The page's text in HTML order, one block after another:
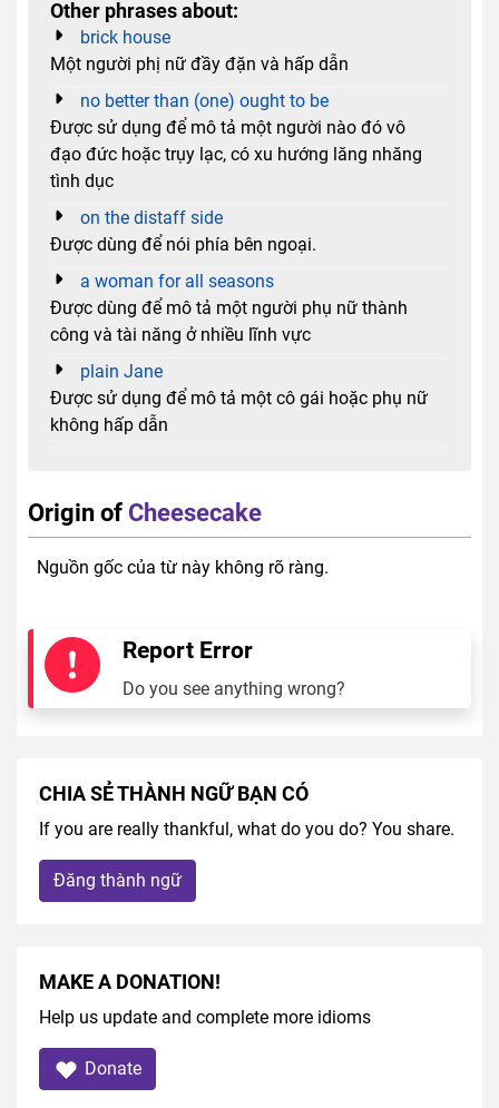
Other phrases about:
brick house
Một người phị nữ đầy đặn và hấp dẫn
no better than (one) ought to be
Được sử dụng để mô tả một người nào đó vô
đạo đức hoặc trụy lạc, có xu hướng lăng nhăng
tình dục
on the distaff side
Được dùng để nói phía bên ngoại.
a woman for all seasons
Được dùng để mô tả một người phụ nữ thành
công và tài năng ở nhiều lĩnh vực
plain Jane
Được sử dụng để mô tả một cô gái hoặc phụ nữ
không hấp dẫn
Origin of Cheesecake
Nguồn gốc của từ này không rõ ràng.
Report Error
Do you see anything wrong?
CHIA SẺ THÀNH NGỮ BẠN CÓ
If you are really thankful, what do you do? You share.
Đăng thành ngữ
MAKE A DONATION!
Help us update and complete more idioms
Donate